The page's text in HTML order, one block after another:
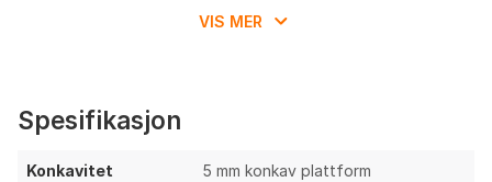
VIS MER
Spesifikasjon
Konkavitet 5 mm konkav plattform